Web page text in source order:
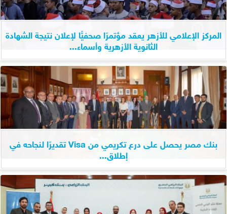
المركز الإعلامي للأزهر يعقد مؤتمرًا صحفيًّا لإعلان نتيجة الشهادة
الثانوية الأزهرية وأسماء...
بنك مصر يحصل على درع تكريمي من Visa تقديرًا لنجاحه في
إطلاق...